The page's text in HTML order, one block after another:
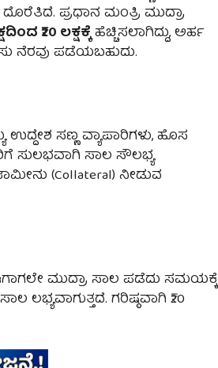
ಪ್ರಧಾನ ಮಂತ್ರಿ ಮುದ್ರಾ
₹20 ಲಕ್ಷಕ್ಕೆಹೆಚ್ಚಿಸಲಾಗಿದ್ದು, ಅರ್ಹ
ನೆರವು ಪಡೆಯಬಹುದು.
ಸಣ್ಣ ವ್ಯಾಪಾರಿಗಳು, ಹೊಸ
ಸುಲಭವಾಗಿ ಸಾಲ ಸೌಲಭ್ಯ
(Collateral) ನೀಡುವ
ಮುದ್ರಾ ಸಾಲ ಪಡೆದು ಸಮಯಕ್ಕೆ
ಲಭ್ಯವಾಗುತ್ತದೆ. ಗರಿಷ್ಠವಾಗಿ ₹20